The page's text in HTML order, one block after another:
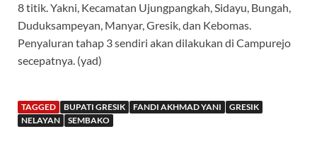
8 titik. Yakni, Kecamatan Ujungpangkah, Sidayu, Bungah,
Duduksampeyan, Manyar, Gresik, dan Kebomas.
Penyaluran tahap 3 sendiri akan dilakukan di Campurejo
secepatnya. (yad)
TAGGED BUPATI GRESIK FANDI AKHMAD YANI
GRESIK
NELAYAN
SEMBAKO